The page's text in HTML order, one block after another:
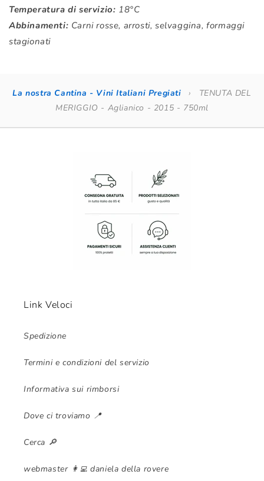
Temperatura di servizio: 18°C
Abbinamenti: Carni rosse, arrosti, selvaggina, formaggi
stagionati
La nostra Cantina - Vini Italiani Pregiati ›
TENUTA DEL
MERIGGIO - Aglianico - 2015 - 750ml
Link Veloci
Spedizione
Termini e condizioni del servizio
Informativa sui rimborsi
Dove ci troviamo 📍
Cerca 🔎
webmaster 👩‍💻 daniela della rovere